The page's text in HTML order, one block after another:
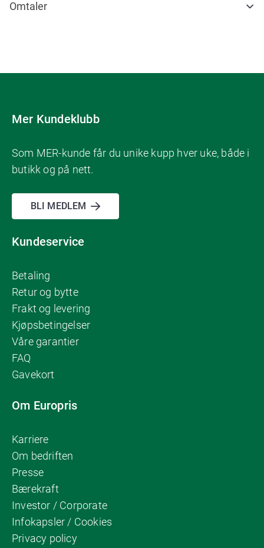
Omtaler
Mer Kundeklubb
Som MER-kunde får du unike kupp hver uke, både i
butikk og på nett.
BLI MEDLEM
Kundeservice
Betaling
Retur og bytte
Frakt og levering
Kjøpsbetingelser
Våre garantier
FAQ
Gavekort
Om Europris
Karriere
Om bedriften
Presse
Bærekraft
Investor / Corporate
Infokapsler / Cookies
Privacy policy